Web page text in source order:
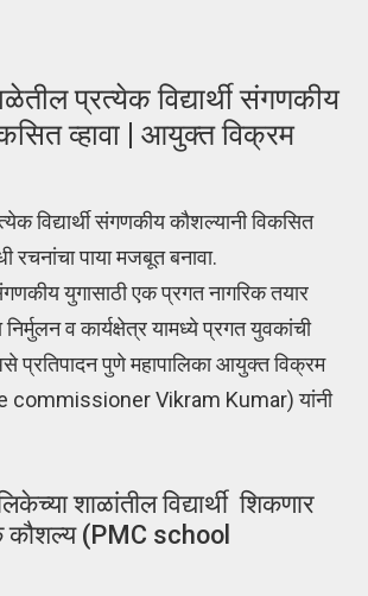
प्रत्येक विद्यार्थी संगणकीय
व्हावा | आयुक्त विक्रम
विद्यार्थी संगणकीय कौशल्यानी विकसित
रचनांचा पाया मजबूत बनावा.
युगासाठी एक प्रगत नागरिक तयार
व कार्यक्षेत्र यामध्ये प्रगत युवकांची
प्रतिपादन पुणे महापालिका आयुक्त विक्रम
commissioner Vikram Kumar) यांनी
शाळांतील विद्यार्थी शिकणार
(PMC school